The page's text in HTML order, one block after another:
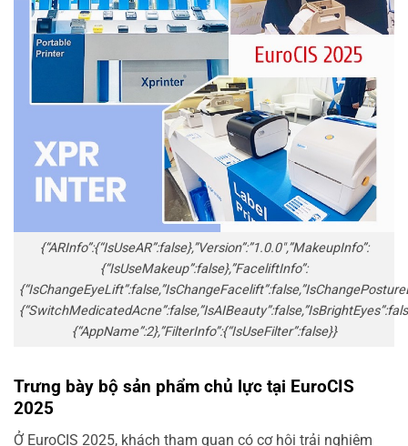
{“ARInfo”:{“IsUseAR”:false},”Version”:”1.0.0″,”MakeupInfo”:
{“IsUseMakeup”:false},”FaceliftInfo”:
{“AppName”:2},”FilterInfo”:{“IsUseFilter”:false}}
Trưng bày bộ sản phẩm chủ lực tại EuroCIS
2025
Ở EuroCIS 2025, khách tham quan có cơ hội trải nghiệm